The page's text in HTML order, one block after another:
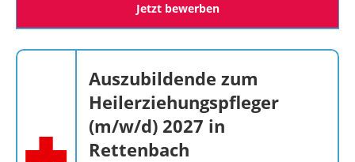
Jetzt bewerben
Auszubildende zum
Heilerziehungspfleger
(m/w/d) 2027 in
Rettenbach